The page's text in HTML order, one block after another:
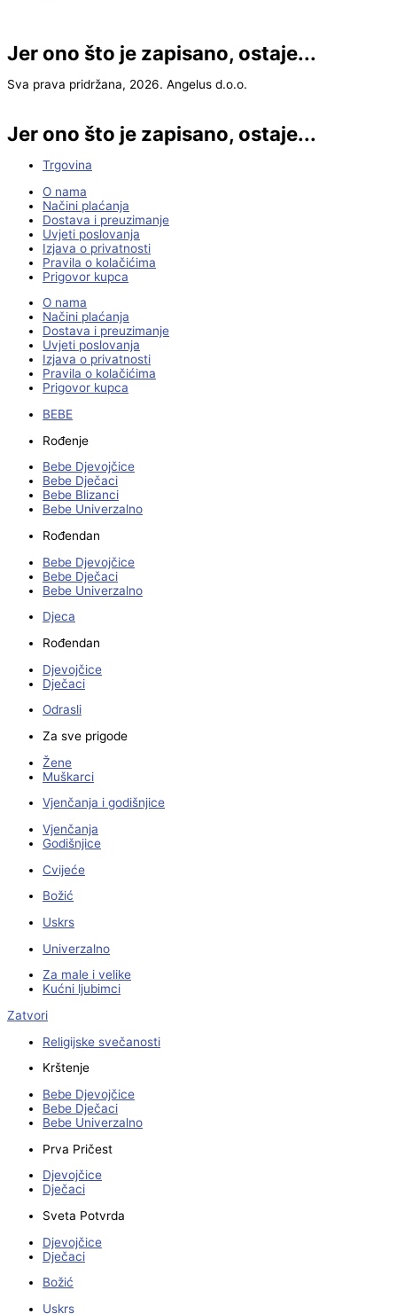
Jer ono što je zapisano, ostaje...
Sva prava pridržana, 2026. Angelus d.o.o.
Jer ono što je zapisano, ostaje...
Trgovina
O nama
Načini plaćanja
Dostava i preuzimanje
Uvjeti poslovanja
Izjava o privatnosti
Pravila o kolačićima
Prigovor kupca
O nama
Načini plaćanja
Dostava i preuzimanje
Uvjeti poslovanja
Izjava o privatnosti
Pravila o kolačićima
Prigovor kupca
BEBE
Rođenje
Bebe Djevojčice
Bebe Dječaci
Bebe Blizanci
Bebe Univerzalno
Rođendan
Bebe Djevojčice
Bebe Dječaci
Bebe Univerzalno
Djeca
Rođendan
Djevojčice
Dječaci
Odrasli
Za sve prigode
Žene
Muškarci
Vjenčanja i godišnjice
Vjenčanja
Godišnjice
Cvijeće
Božić
Uskrs
Univerzalno
Za male i velike
Kućni ljubimci
Zatvori
Religijske svečanosti
Krštenje
Bebe Djevojčice
Bebe Dječaci
Bebe Univerzalno
Prva Pričest
Djevojčice
Dječaci
Sveta Potvrda
Djevojčice
Dječaci
Božić
Uskrs